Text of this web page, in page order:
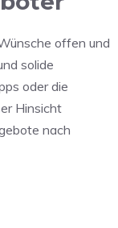
offen und
solide
oder die
Hinsicht
nach